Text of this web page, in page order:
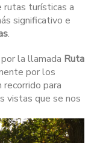
rutas turísticas a
significativo e
.
la llamada Ruta
por los
para
vistas que se nos